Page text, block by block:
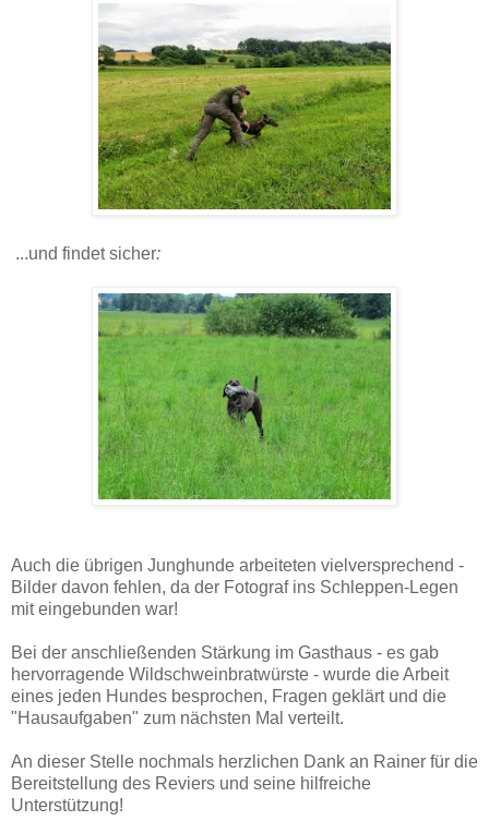
...und findet sicher:
Auch die übrigen Junghunde arbeiteten vielversprechend -
Bilder davon fehlen, da der Fotograf ins Schleppen-Legen
mit eingebunden war!
Bei der anschließenden Stärkung im Gasthaus - es gab
hervorragende Wildschweinbratwürste - wurde die Arbeit
eines jeden Hundes besprochen, Fragen geklärt und die
"Hausaufgaben" zum nächsten Mal verteilt.
An dieser Stelle nochmals herzlichen Dank an Rainer für die
Bereitstellung des Reviers und seine hilfreiche
Unterstützung!